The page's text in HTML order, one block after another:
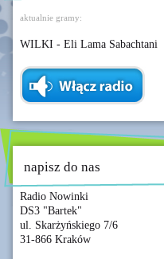
aktualnie gramy:
WILKI - Eli Lama Sabachtani
napisz do nas
Radio Nowinki
DS3 "Bartek"
ul. Skarżyńskiego 7/6
31-866 Kraków